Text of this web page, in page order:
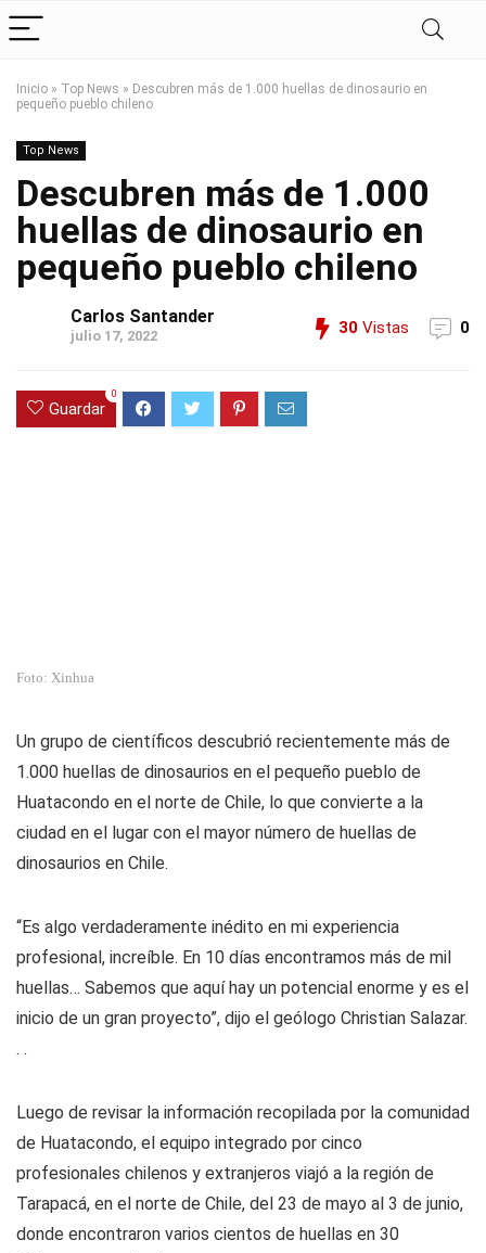
Inicio » Top News » Descubren más de 1.000 huellas de dinosaurio en
pequeño pueblo chileno
Top News
Descubren más de 1.000
huellas de dinosaurio en
pequeño pueblo chileno
Carlos Santander
julio 17, 2022 30 Vistas 0
Guardar
0
Foto: Xinhua
Un grupo de científicos descubrió recientemente más de
1.000 huellas de dinosaurios en el pequeño pueblo de
Huatacondo en el norte de Chile, lo que convierte a la
ciudad en el lugar con el mayor número de huellas de
dinosaurios en Chile.
“Es algo verdaderamente inédito en mi experiencia
profesional, increíble. En 10 días encontramos más de mil
huellas… Sabemos que aquí hay un potencial enorme y es el
inicio de un gran proyecto”, dijo el geólogo Christian Salazar.
. .
Luego de revisar la información recopilada por la comunidad
de Huatacondo, el equipo integrado por cinco
profesionales chilenos y extranjeros viajó a la región de
Tarapacá, en el norte de Chile, del 23 de mayo al 3 de junio,
donde encontraron varios cientos de huellas en 30